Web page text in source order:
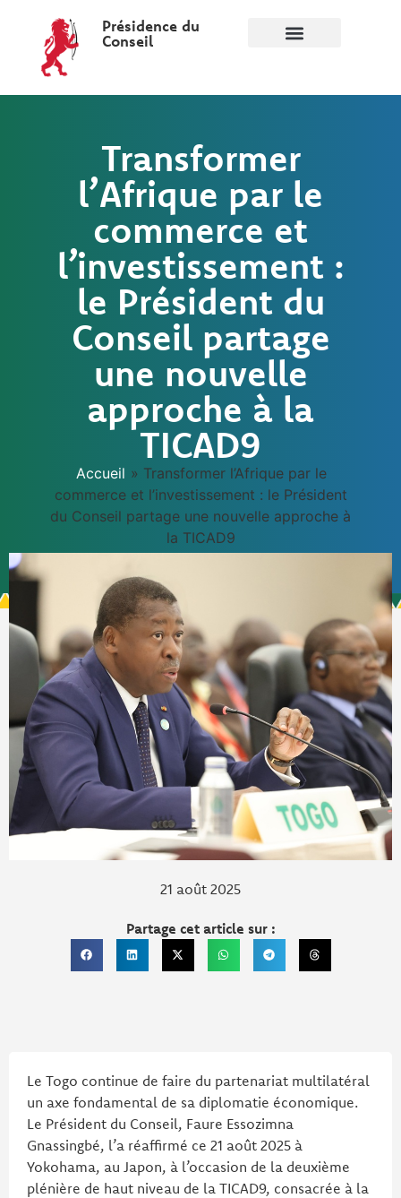
Présidence du
Conseil
Transformer
l’Afrique par le
commerce et
l’investissement :
le Président du
Conseil partage
une nouvelle
approche à la
TICAD9
Accueil » Transformer l’Afrique par le
commerce et l’investissement : le Président
du Conseil partage une nouvelle approche à
la TICAD9
21 août 2025
Partage cet article sur :
Le Togo continue de faire du partenariat multilatéral
un axe fondamental de sa diplomatie économique.
Le Président du Conseil, Faure Essozimna
Gnassingbé, l’a réaffirmé ce 21 août 2025 à
Yokohama, au Japon, à l’occasion de la deuxième
plénière de haut niveau de la TICAD9, consacrée à la